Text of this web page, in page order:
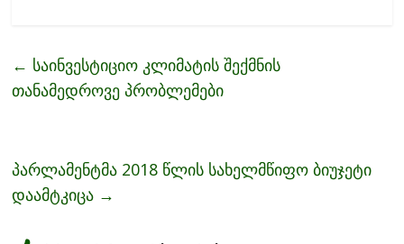
b
o
k
er l e
← საინვესტიციო კლიმატის შექმნის
თანამედროვე პრობლემები
პარლამენტმა 2018 წლის სახელმწიფო ბიუჯეტი
დაამტკიცა →